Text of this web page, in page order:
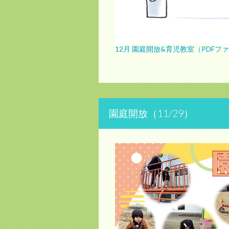
12月 園庭開放&育児教室（PDFフ
園庭開放（11/29）